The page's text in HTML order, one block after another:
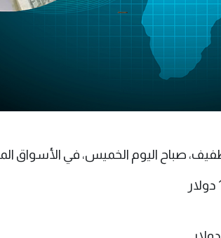
صباح اليوم الخميس، في الأسواق